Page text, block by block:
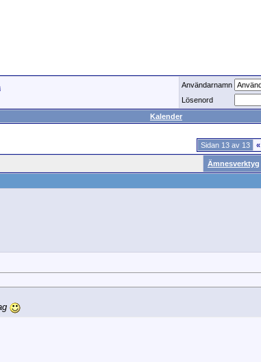
Användarnamn
Lösenord
Kalender
Sidan 13 av 13 «
Ämnesverktyg